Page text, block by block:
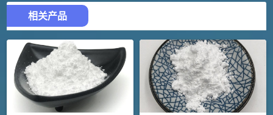
相关产品